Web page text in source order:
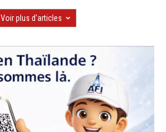
Voir plus d'articles